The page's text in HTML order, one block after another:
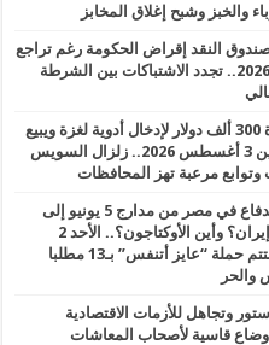
والخبز وشبح إغلاق المخابز
النقد إقراض الحكومة رغم تراجع
مؤشرات الاقتصاد؟.. الثلاثاء 4 أغسطس 2026.. تجدد الاشتباكات بين الشرطة
“تجارة بالدم والألم”العرجاني يفرض إتاوة 300 ألف دولار لإدخال أدوية لغزة ويبيع
الوقود بأضعاف سعره في إسرائيل.. الاثنين 3 أغسطس 2026.. زلزال السويس
المسيّرة تعيد فتح ملف الرصد والإنذار والدفاع في مصر من مدارج 5 يونيو إلى
ميناء دمياط ومن المستفيد؟ إسرائيل أم إيران؟ وأين الأوكتاجون؟.. الأحد 2
أغسطس 2026م.. 8 منظمات حقوقية تختتم حملة “عايز أتنفس” بـ13 مطلبا
وتجاهل للأزمات الاقتصادية
السبت 1 أغسطس 2026.. أوضاع قاسية لأصحاب المعاشات